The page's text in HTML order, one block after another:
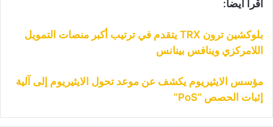
اقرأ أيضا:
بلوكشين ترون TRX يتقدم في ترتيب أكبر منصات التمويل
اللامركزي وينافس بينانس
مؤسس الايثيريوم يكشف عن موعد تحول الايثيريوم إلى آلية
إثبات الحصص “PoS”